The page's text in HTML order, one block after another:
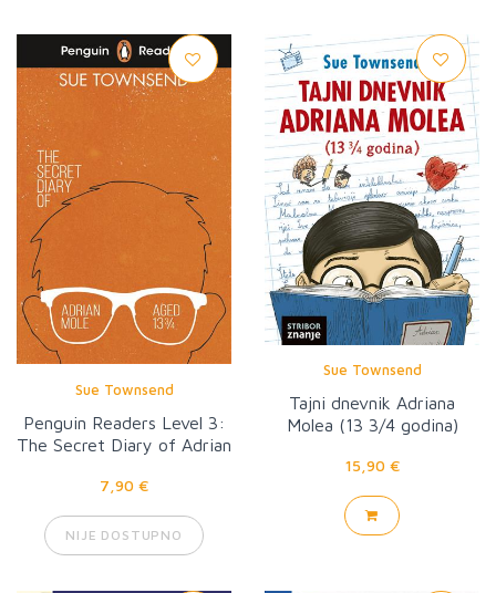
Sue Townsend
Penguin Readers Level 3:
The Secret Diary of Adrian
Graded Reader)
7,90 €
NIJE DOSTUPNO
Sue Townsend
Tajni dnevnik Adriana
Molea (13 3/4 godina)
15,90 €